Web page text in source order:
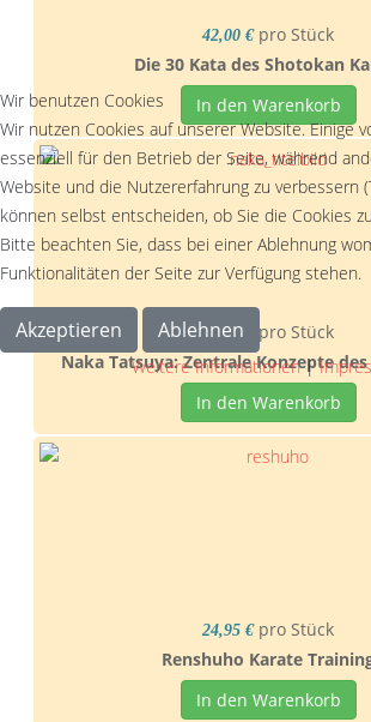
42,00 € pro Stück
Die 30 Kata des Shotokan
In den Warenkorb
34,50 €
pro Stück
Naka Tatsuya: Zentrale Konzepte
In den Warenkorb
24,95 € pro Stück
Renshuho Karate
In den Warenkorb
Wir benutzen Cookies
Wir nutzen Cookies auf unserer Website. Einige
essenziell für den Betrieb der Seite, während
Website und die Nutzererfahrung zu verbessern
können selbst entscheiden, ob Sie die Cookies
Bitte beachten Sie, dass bei einer Ablehnung
Funktionalitäten der Seite zur Verfügung stehen.
Akzeptieren Ablehnen
Weitere Informationen|